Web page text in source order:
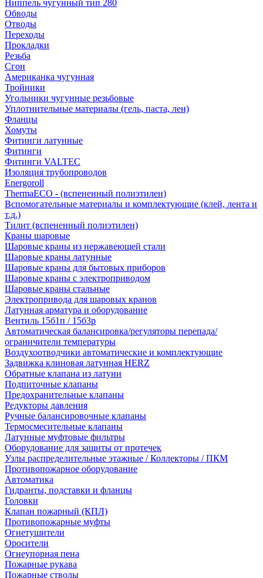
Ниппель чугунный тип 280
Обводы
Отводы
Переходы
Прокладки
Резьба
Сгон
Американка чугунная
Тройники
Угольники чугунные резьбовые
Уплотнительные материалы (гель, паста, лен)
Фланцы
Хомуты
Фитинги латунные
Фитинги
Фитинги VALTEC
Изоляция трубопроводов
Energoroll
ThermaECO - (вспененный полиэтилен)
Вспомогательные материалы и комплектующие (клей, лента и
т.д.)
Тилит (вспененный полиэтилен)
Краны шаровые
Шаровые краны из нержавеющей стали
Шаровые краны латунные
Шаровые краны для бытовых приборов
Шаровые краны с электроприводом
Шаровые краны стальные
Электропривода для шаровых кранов
Латунная арматура и оборудование
Вентиль 15б1п / 15б3р
Автоматическая балансировка/регуляторы перепада/
ограничители температуры
Воздухоотводчики автоматические и комплектующие
Задвижка клиновая латунная HERZ
Обратные клапана из латуни
Подпиточные клапаны
Предохранительные клапаны
Редукторы давления
Ручные балансировочные клапаны
Термосмесительные клапаны
Латунные муфтовые фильтры
Оборудование для защиты от протечек
Узлы распределительные этажные / Коллекторы / ПКМ
Противопожарное оборудование
Автоматика
Гидранты, подставки и фланцы
Головки
Клапан пожарный (КПЛ)
Противопожарные муфты
Огнетушители
Оросители
Огнеупорная пена
Пожарные рукава
Пожарные стволы